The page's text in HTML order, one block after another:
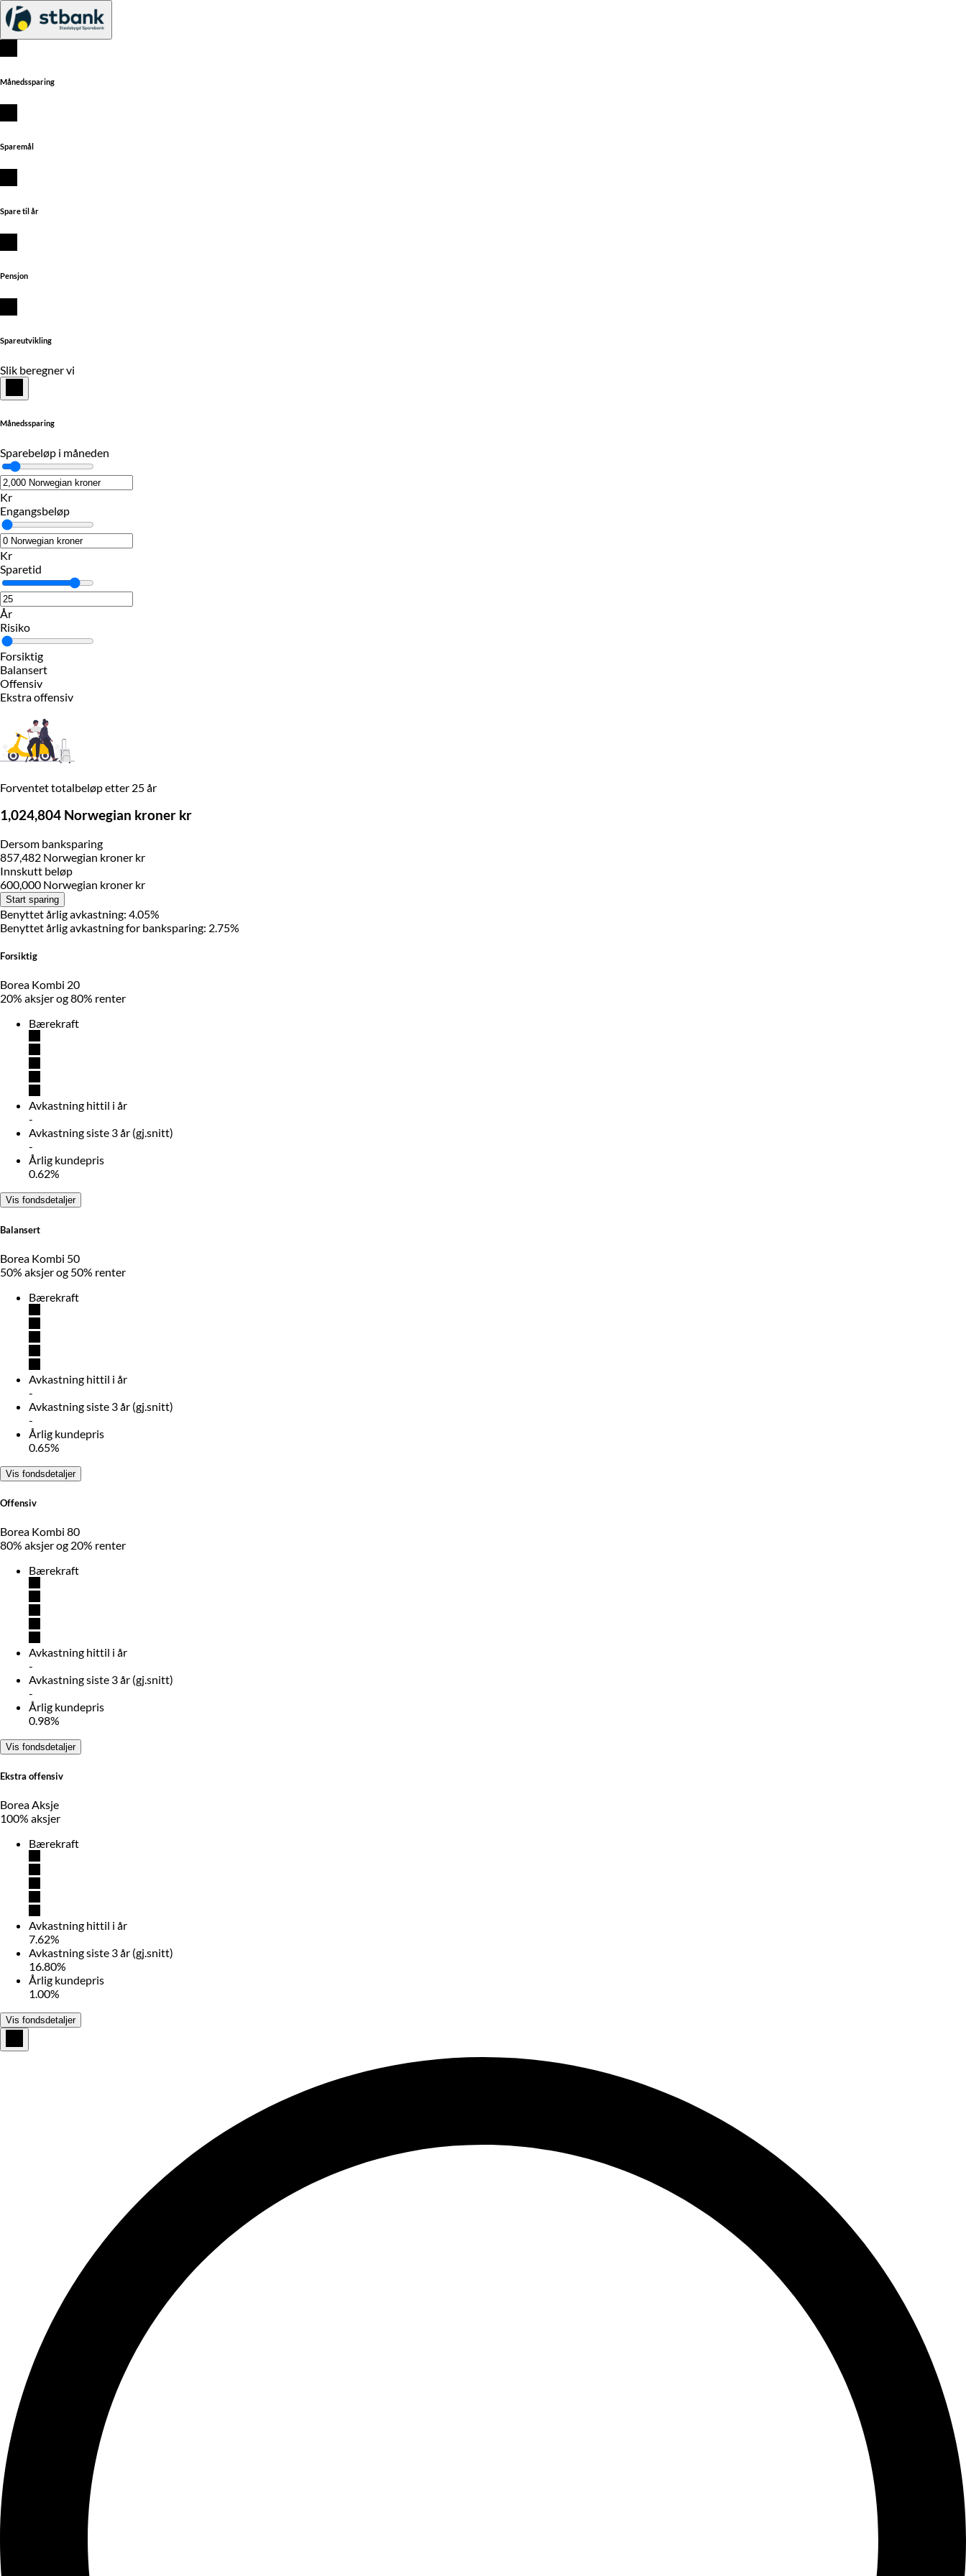
Månedssparing
Sparemål
Spare til år
Pensjon
Spareutvikling
Slik beregner vi
Månedssparing
Sparebeløp i måneden
Kr
Engangsbeløp
Kr
Sparetid
År
Risiko
Forsiktig
Balansert
Offensiv
Ekstra offensiv
Forventet totalbeløp etter 25 år
1,024,804 Norwegian kroner kr
Dersom banksparing
857,482 Norwegian kroner kr
Innskutt beløp
600,000 Norwegian kroner kr
Start sparing
Benyttet årlig avkastning: 4.05%
Benyttet årlig avkastning for banksparing: 2.75%
Forsiktig
Borea Kombi 20
20% aksjer og 80% renter
Bærekraft
Avkastning hittil i år
-
Avkastning siste 3 år (gj.snitt)
-
Årlig kundepris
0.62%
Vis fondsdetaljer
Balansert
Borea Kombi 50
50% aksjer og 50% renter
Bærekraft
Avkastning hittil i år
-
Avkastning siste 3 år (gj.snitt)
-
Årlig kundepris
0.65%
Vis fondsdetaljer
Offensiv
Borea Kombi 80
80% aksjer og 20% renter
Bærekraft
Avkastning hittil i år
-
Avkastning siste 3 år (gj.snitt)
-
Årlig kundepris
0.98%
Vis fondsdetaljer
Ekstra offensiv
Borea Aksje
100% aksjer
Bærekraft
Avkastning hittil i år
7.62%
Avkastning siste 3 år (gj.snitt)
16.80%
Årlig kundepris
1.00%
Vis fondsdetaljer